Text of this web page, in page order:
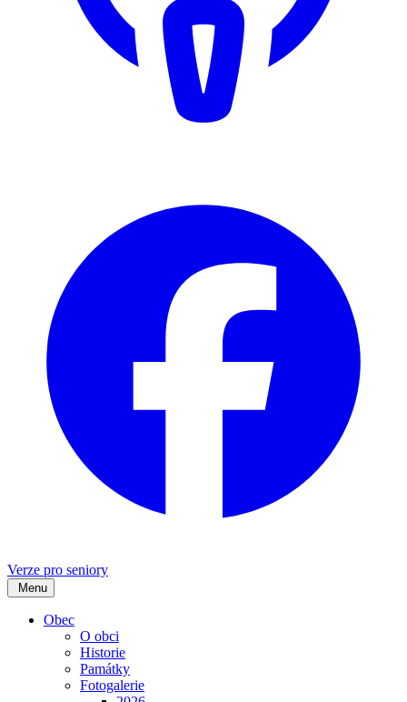
Verze pro seniory
Menu
Obec
O obci
Historie
Památky
Fotogalerie